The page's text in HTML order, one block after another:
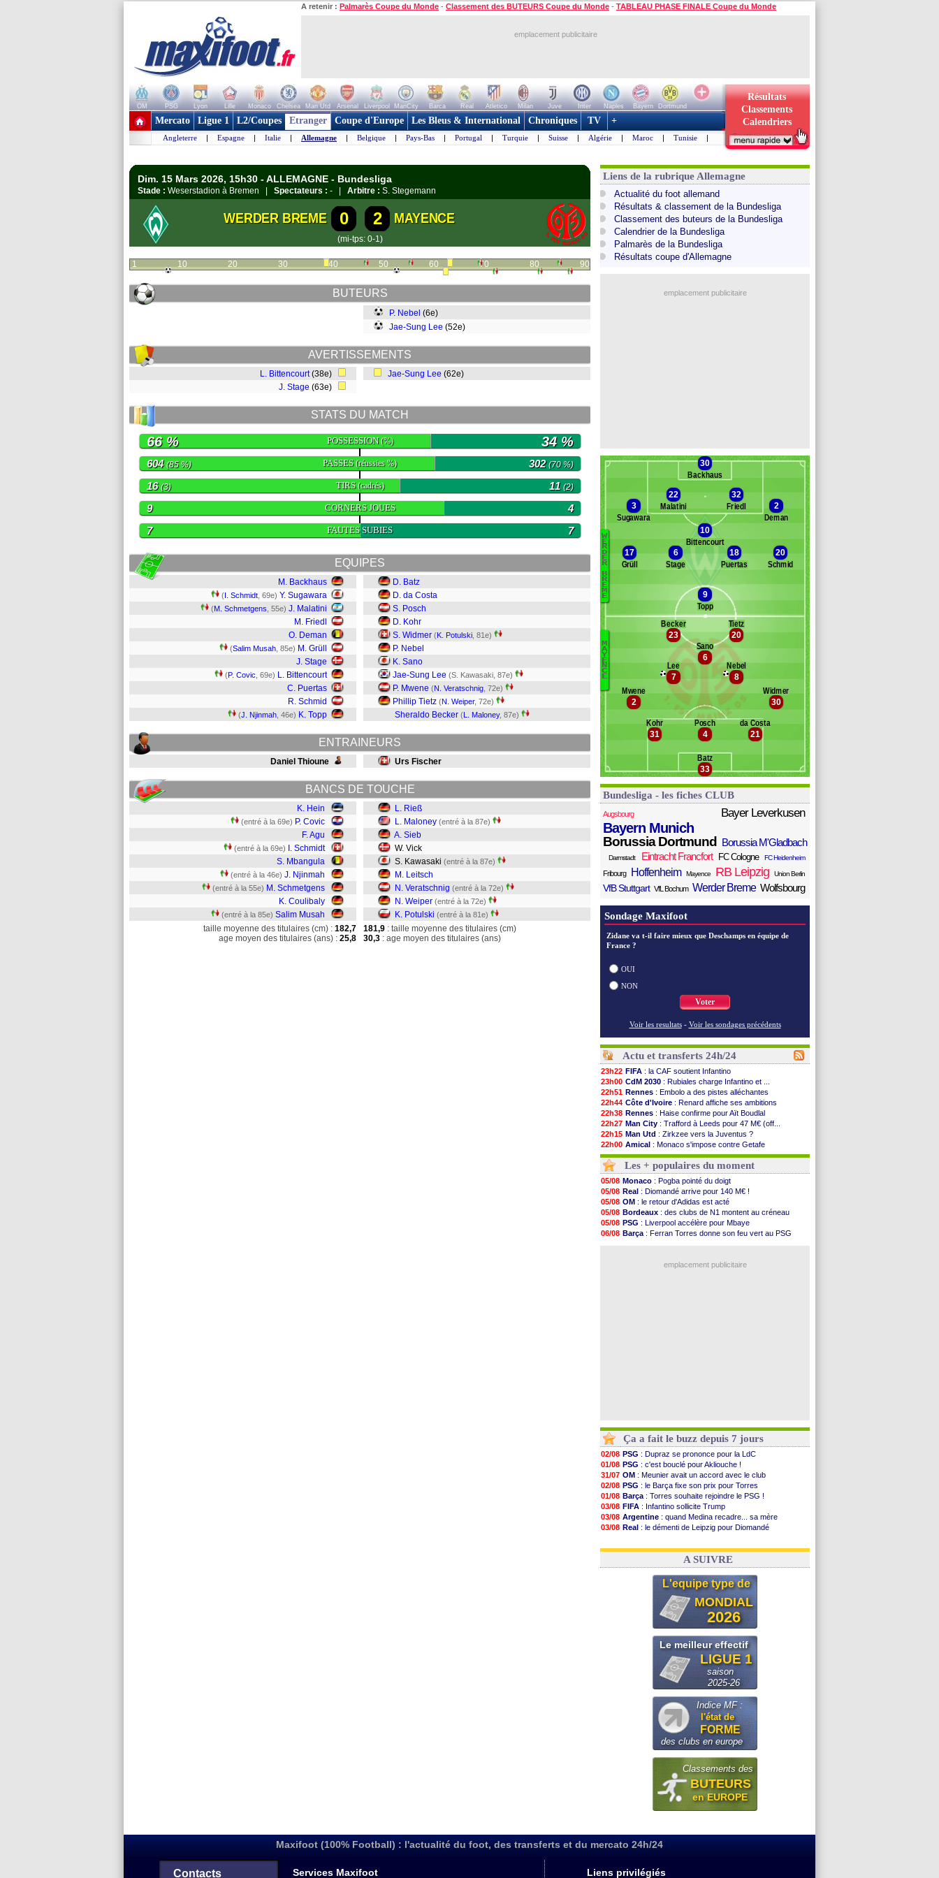
A retenir : Palmarès Coupe du Monde - Classement des BUTEURS Coupe du Monde - TABLEAU PHASE FINALE Coupe du Monde
emplacement publicitaire
OM PSG Lyon Lille Monaco Chelsea Man Utd Arsenal Liverpool ManCity Barca Real Atletico Milan Juve Inter Naples Bayern
Dortmund
+ de clubs
Résultats
Classements
Calendriers
Mercato Ligue 1 L2/Coupes Etranger Coupe d'Europe Les Bleus & International Chroniques TV +
Angleterre | Espagne | Italie | Allemagne | Belgique | Pays-Bas | Portugal | Turquie | Suisse | Algérie | Maroc | Tunisie |
Dim. 15 Mars 2026, 15h30 - ALLEMAGNE - Bundesliga
Stade : Weserstadion à Bremen | Spectateurs : - | Arbitre : S. Stegemann
WERDER BREME 0 2 MAYENCE
(mi-tps: 0-1)
1 10 20 30 40 50 60 70 80 90
BUTEURS
P. Nebel (6e)
Jae-Sung Lee (52e)
AVERTISSEMENTS
L. Bittencourt(38e)
J. Stage (63e)
Jae-Sung Lee (62e)
STATS DU MATCH
POSSESSION(%)
66 % 34 %
PASSES(réussies %)
604 (85 %) 302(70 %)
TIRS(cadrés)
16(3) 11 (2)
CORNERS JOUES
9 4
FAUTES SUBIES
7 7
EQUIPES
M. Backhaus
(I. Schmidt , 69e) Y. Sugawara
(M. Schmetgens , 55e) J. Malatini
M. Friedl
O. Deman
(Salim Musah , 85e) M. Grüll
J. Stage
(P. Covic , 69e) L. Bittencourt
C. Puertas
R. Schmid
(J. Njinmah , 46e) K. Topp
D. Batz
D. da Costa
S. Posch
D. Kohr
S. Widmer (K. Potulski , 81e)
P. Nebel
K. Sano
Jae-Sung Lee (S. Kawasaki, 87e)
P. Mwene (N. Veratschnig , 72e)
Phillip Tietz (N. Weiper, 72e)
Sheraldo Becker (L. Maloney, 87e)
ENTRAINEURS
Daniel Thioune Urs Fischer
BANCS DE TOUCHE
K. Hein
(entré à la 69e) P. Covic
F. Agu
(entré à la 69e)
I. Schmidt
S. Mbangula
(entré à la 46e) J. Njinmah
(entré à la 55e) M. Schmetgens
K. Coulibaly
(entré à la 85e) Salim Musah
L. Rieß
L. Maloney (entré à la 87e)
A. Sieb
W. Vick
S. Kawasaki (entré à la 87e)
M. Leitsch
N. Veratschnig (entré à la 72e)
N. Weiper (entré à la 72e)
K. Potulski (entré à la 81e)
taille moyenne des titulaires (cm) : 182,7
age moyen des titulaires (ans) : 25,8
181,9 : taille moyenne des titulaires (cm)
30,3 : age moyen des titulaires (ans)
Liens de la rubrique Allemagne
Actualité du foot allemand
Résultats & classement de la Bundesliga
Classement des buteurs de la Bundesliga
Calendrier de la Bundesliga
Palmarès de la Bundesliga
Résultats coupe d'Allemagne
emplacement publicitaire
Banc des remplaçantsWerder Breme
Musah
K. Coulibaly
Schmetgens
Covic
W
E
R
D
E
R
B
R
E
M
E
Banc des remplaçantsMayence
Leitsch
Kawasaki
M
A
Y
E
N
C
E
30
Backhaus
22
Malatini
32
Friedl
3
Sugawara
2
Deman
10
Bittencourt
17
Grüll
6
Stage
18
Puertas
20
Schmid
9
Topp
33
Batz
21
da Costa
4
Posch
31
Kohr
30
Widmer
2
Mwene
8
Nebel
7
Lee
6
Sano
20
Tietz
23
Becker
Bundesliga - les fiches CLUB
Augsbourg Bayer Leverkusen
Bayern Munich
Borussia Dortmund Borussia M'Gladbach
Darmstadt Eintracht Francfort FC Cologne FC Heidenheim
Fribourg Hoffenheim Mayence RB Leipzig Union Berlin
VfB Stuttgart VfL Bochum Werder Breme Wolfsbourg
Sondage Maxifoot
Zidane va t-il faire mieux que Deschamps en équipe de
France ?
OUI
NON
Voter
Voir les resultats - Voir les sondages précédents
Actu et transferts 24h/24
23h22 FIFA : la CAF soutient Infantino
23h00 CdM 2030 : Rubiales charge Infantino et ...
22h51 Rennes : Embolo a des pistes alléchantes
22h44 Côte d'Ivoire : Renard affiche ses ambitions
22h38 Rennes : Haise confirme pour Aït Boudlal
22h27 Man City : Trafford à Leeds pour 47 M€ (off...
22h15 Man Utd : Zirkzee vers la Juventus ?
22h00 Amical : Monaco s'impose contre Getafe
21h48 Nantes: Der Zakarian et sa relation avec Kita
21h39
OM: le club prêt à libérer Kondogbia ?
21h26 Monaco: le message touchant d'Akliouche
21h05
FIFA: Tebas en remet une couche
20h47
FIFA : l'UEFA maintient la pression
20h30
PSG: Tebas encense Luis Enrique
20h18
Real: Vinicius jusqu'en 2032 (officiel)
20h04
Lyon: Mangala va rejoindre Getafe
19h47
OM: une offre refusée pour Aguerd
: Akliouche a signé (officiel)
Les + populaires du moment
05/08 Monaco : Pogba pointé du doigt
05/08 Real : Diomandé arrive pour 140 M€ !
05/08 OM : le retour d'Adidas est acté
05/08 Bordeaux : des clubs de N1 montent au créneau
05/08 PSG : Liverpool accélère pour Mbaye
06/08 Barça : Ferran Torres donne son feu vert au PSG
emplacement publicitaire
Ça a fait le buzz depuis 7 jours
02/08 PSG : Dupraz se prononce pour la LdC
01/08 PSG : c'est bouclé pour Akliouche !
31/07 OM : Meunier avait un accord avec le club
02/08 PSG : le Barça fixe son prix pour Torres
01/08 Barça : Torres souhaite rejoindre le PSG !
03/08 FIFA : Infantino sollicite Trump
03/08 Argentine : quand Medina recadre... sa mère
03/08 Real : le démenti de Leipzig pour Diomandé
31/07 FIFA: le conseiller d'Infantino démissionne !
A SUIVRE
L'equipe type de
MONDIAL
2026
Le meilleur effectif
LIGUE 1
saison
2025-26
Indice MF :
l'état de
FORME
des clubs en europe
Classements des
BUTEURS
en EUROPE
Maxifoot (100% Football) : l'actualité du foot, des transferts et du mercato 24h/24
Contacts Services Maxifoot Liens privilégiés